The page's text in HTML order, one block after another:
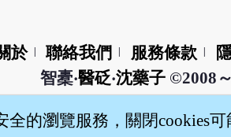
於 聯絡我們 服務條款
智橐‧醫砭‧沈藥子©2008
的瀏覽服務，關閉cookies